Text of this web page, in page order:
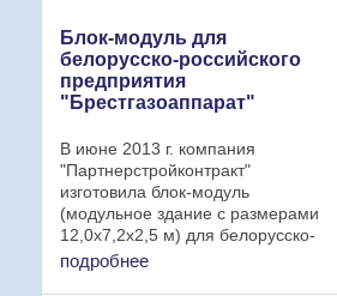
Блок-модуль для
белорусско-российского
предприятия
"Брестгазоаппарат"
В июне 2013 г. компания
"Партнерстройконтракт"
изготовила блок-модуль
(модульное здание с размерами
12,0х7,2х2,5 м) для белорусско-
российского совместного
подробнее